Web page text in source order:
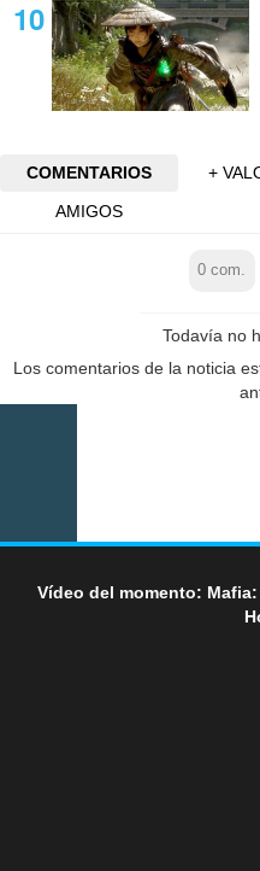
COMENTARIOS
+
AMIGOS
0 com.
Todavía no
Los comentarios de la noticia
Vídeo del momento: